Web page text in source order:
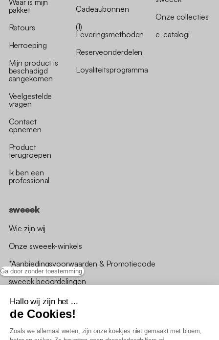
Ga door zonder toestemming
Hallo wij zijn het ...
de Cookies!
Zoals we allemaal weten, zijn onze koekjes niet gemaakt met bloem,
Waar is mijn
pakket
Retours
Herroeping
Mijn product is
beschadigd
aangekomen
Veelgestelde
vragen
Contact
opnemen
Product
terugroepen
Ik ben een
professional
Cadeaubonnen
(1)
Leveringsmethoden
Reserveonderdelen
Loyaliteitsprogramma
Onze collecties
e-catalogi
sweeek
Wie zijn wij
Onze sweeek-winkels
*Aanbiedingsvoorwaarden & Promotiecode
sweeek beoordelingen